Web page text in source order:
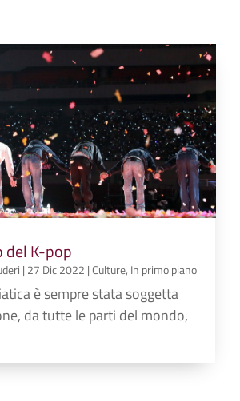
del K-pop
| 27 Dic 2022 |Culture, In primo piano
è sempre stata soggetta
da tutte le parti del mondo,